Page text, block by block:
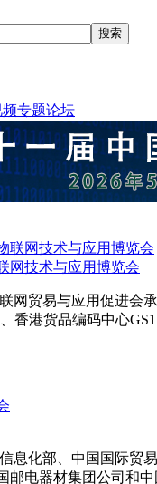
专题论坛
网技术与应用博览会
网贸易与应用促进会
香港货品编码中心
息化部、中国国际贸
邮电器材集团公司和